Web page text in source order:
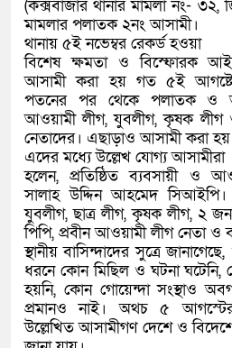
(কক্সবাজার থানার মামলা নং-
মামলার পলাতক ২নং আসামী।
থানায় ৫ই নভেম্বর রেকর্ড হওয়া
বিশেষ ক্ষমতা ও বিস্ফোরক
আসামী করা হয় গত ৫ই আগষ্টে
পতনের পর থেকে পলাতক ও
আওয়ামী লীগ, যুবলীগ, কৃষক লীগ ও
নেতাদের। এছাড়াও আসামী করা হয়
এদের মধ্যে উল্লেখ যোগ্য আসামীরা
হলেন, প্রতিষ্ঠিত ব্যবসায়ী ও
সালাহ উদ্দিন আহমেদ
যুবলীগ, ছাত্র লীগ, কৃষক লীগ, ২
পিপি, প্রবীন আওয়ামী লীগ নেতা ও
স্থানীয় বাসিন্দাদের সুত্রে
ধরনে কোন মিছিল ও ঘটনা ঘটেনি,
হয়নি, কোন গোয়েন্দা সংস্থাও
প্রমানও নাই। অথচ ৫
উল্লেখিত আসামীগণ দেশে ও